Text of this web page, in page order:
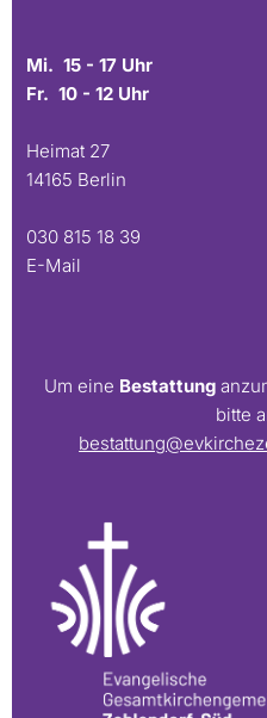
Mi. 15 - 17 Uhr
Fr. 10 - 12 Uhr
Heimat 27
14165 Berlin
030 815 18 39
E-Mail
Um eine Bestattung
bitte